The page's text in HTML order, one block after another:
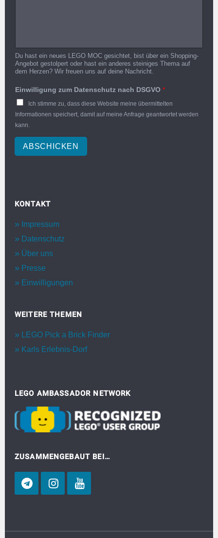
Du hast ein neues LEGO MOC gesichtet, bist über ein Shopping-
Angebot gestolpert oder hast ein anderes steiniges Thema auf
dem Herzen? Wir freuen uns auf deine Nachricht.
Einwilligung zum Datenschutz nach DSGVO *
Ich stimme zu, dass diese Website meine übermittelten
Informationen speichert, damit auf meine Anfrage geantwortet werden
kann.
ABSCHICKEN
KONTAKT
Impressum
Datenschutz
Über uns
Presse
Einwilligungen
WEITERE THEMEN
LEGO Pick a Brick Finder
Karls Erlebnis-Dorf
LEGO AMBASSADOR NETWORK
ZUSAMMENGEBAUT BEI…